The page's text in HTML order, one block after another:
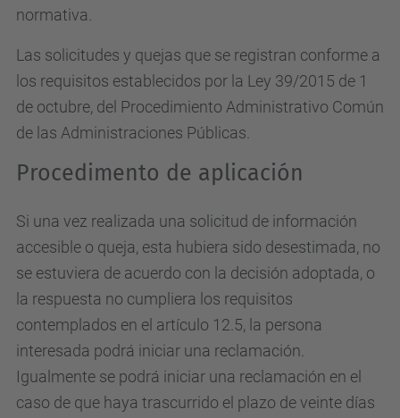
normativa.
Las solicitudes y quejas que se registran conforme a
los requisitos establecidos por la Ley 39/2015 de 1
de octubre, del Procedimiento Administrativo Común
de las Administraciones Públicas.
Procedimento de aplicación
Si una vez realizada una solicitud de información
accesible o queja, esta hubiera sido desestimada, no
se estuviera de acuerdo con la decisión adoptada, o
la respuesta no cumpliera los requisitos
contemplados en el artículo 12.5, la persona
interesada podrá iniciar una reclamación.
Igualmente se podrá iniciar una reclamación en el
caso de que haya trascurrido el plazo de veinte días